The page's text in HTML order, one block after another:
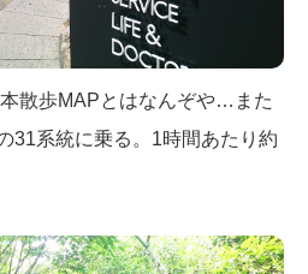
散歩MAPとはなんぞや…また
31系統に乗る。1時間あたり約